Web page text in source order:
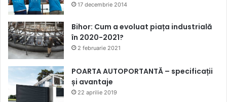
17 decembrie 2014
Bihor: Cum a evoluat piața industrială
în 2020-2021?
2 februarie 2021
POARTA AUTOPORTANTĂ – specificații
și avantaje
22 aprilie 2019